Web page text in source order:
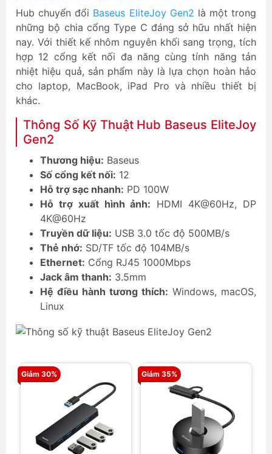
Hub chuyển đổi Baseus EliteJoy Gen2 là một trong
những bộ chia cổng Type C đáng sở hữu nhất hiện
nay. Với thiết kế nhôm nguyên khối sang trọng, tích
hợp 12 cổng kết nối đa năng cùng tính năng tản
nhiệt hiệu quả, sản phẩm này là lựa chọn hoàn hảo
cho laptop, MacBook, iPad Pro và nhiều thiết bị
khác.
Thông Số Kỹ Thuật Hub Baseus EliteJoy
Gen2
Thương hiệu: Baseus
Số cổng kết nối: 12
Hỗ trợ sạc nhanh: PD 100W
Hỗ trợ xuất hình ảnh: HDMI 4K@60Hz, DP
4K@60Hz
Truyền dữ liệu: USB 3.0 tốc độ 500MB/s
Thẻ nhớ: SD/TF tốc độ 104MB/s
Ethernet: Cổng RJ45 1000Mbps
Jack âm thanh: 3.5mm
Hệ điều hành tương thích: Windows, macOS,
Linux
Giảm 30% Giảm 35%